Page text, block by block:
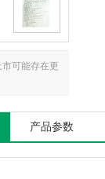
可能存在更
产品参数